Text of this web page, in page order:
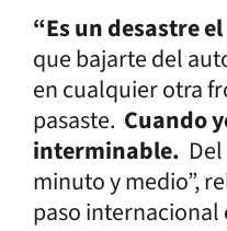
“Es un desastre
que bajarte del
en cualquier otra
pasaste. Cuando
interminable.
minuto y medio”,
paso internacional